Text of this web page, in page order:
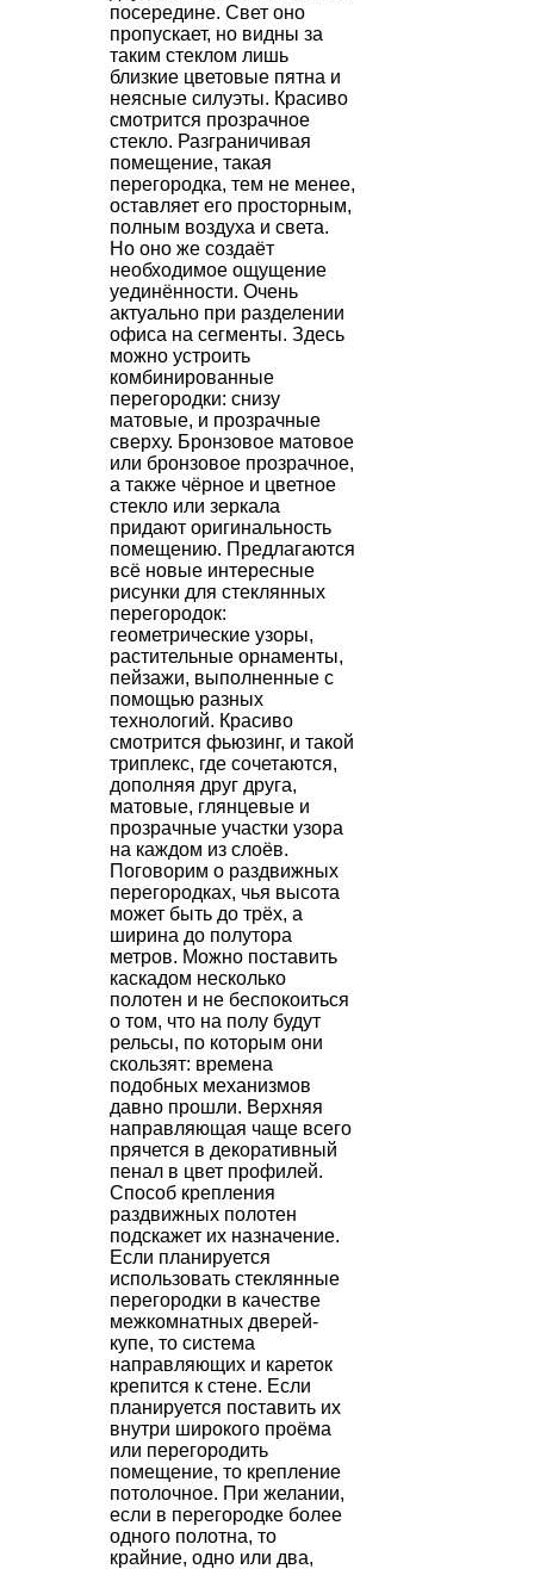
посередине. Свет оно
пропускает, но видны за
таким стеклом лишь
близкие цветовые пятна и
неясные силуэты. Красиво
смотрится прозрачное
стекло. Разграничивая
помещение, такая
перегородка, тем не менее,
оставляет его просторным,
полным воздуха и света.
Но оно же создаёт
необходимое ощущение
уединённости. Очень
актуально при разделении
офиса на сегменты. Здесь
можно устроить
комбинированные
перегородки: снизу
матовые, и прозрачные
сверху. Бронзовое матовое
или бронзовое прозрачное,
а также чёрное и цветное
стекло или зеркала
придают оригинальность
помещению. Предлагаются
всё новые интересные
рисунки для стеклянных
перегородок:
геометрические узоры,
растительные орнаменты,
пейзажи, выполненные с
помощью разных
технологий. Красиво
смотрится фьюзинг, и такой
триплекс, где сочетаются,
дополняя друг друга,
матовые, глянцевые и
прозрачные участки узора
на каждом из слоёв.
Поговорим о раздвижных
перегородках, чья высота
может быть до трёх, а
ширина до полутора
метров. Можно поставить
каскадом несколько
полотен и не беспокоиться
о том, что на полу будут
рельсы, по которым они
скользят: времена
подобных механизмов
давно прошли. Верхняя
направляющая чаще всего
прячется в декоративный
пенал в цвет профилей.
Способ крепления
раздвижных полотен
подскажет их назначение.
Если планируется
использовать стеклянные
перегородки в качестве
межкомнатных дверей-
купе, то система
направляющих и кареток
крепится к стене. Если
планируется поставить их
внутри широкого проёма
или перегородить
помещение, то крепление
потолочное. При желании,
если в перегородке более
одного полотна, то
крайние, одно или два,